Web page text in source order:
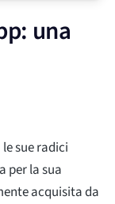
una
sue radici
per la sua
acquisita da